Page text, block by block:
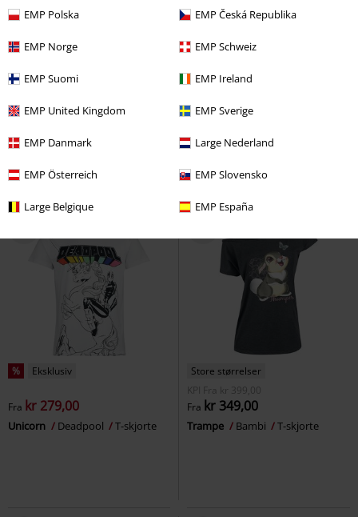
EMP Polska EMP Česká Republika
EMP Norge EMP Schweiz
EMP Suomi EMP Ireland
EMP United Kingdom EMP Sverige
EMP Danmark Large Nederland
EMP Österreich EMP Slovensko
Large Belgique EMP España
kr 559,00
Ursula - Me before coffee
Little Mermaid
kr 869,00
Groot - Oversized
The Galaxy
Hettegenser
% Eksklusiv
Fra kr 279,00
Unicorn Deadpool T-skjorte
Store størrelser
KPI
Fra kr 399,00
Fra kr 349,00
Trampe Bambi T-skjorte